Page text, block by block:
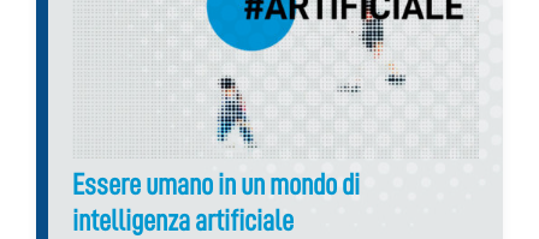
Essere umano in un mondo di
intelligenza artificiale